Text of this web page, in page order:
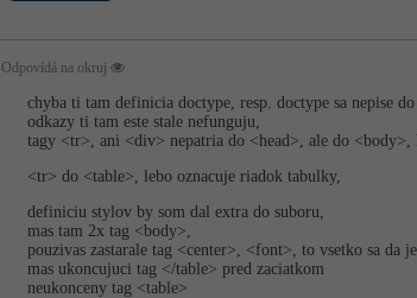
Odpovídá na okruj
chyba ti tam definicia doctype, resp. doctype sa nepise
odkazy ti tam este stale nefunguju,
tagy <tr>, ani <div> nepatria do <head>, ale do <body>,
<tr> do <table>, lebo oznacuje riadok tabulky,
definiciu stylov by som dal extra do suboru,
mas tam 2x tag <body>,
pouzivas zastarale tag <center>, <font>, to vsetko sa da
mas ukoncujuci tag </table> pred zaciatkom
neukonceny tag <table>